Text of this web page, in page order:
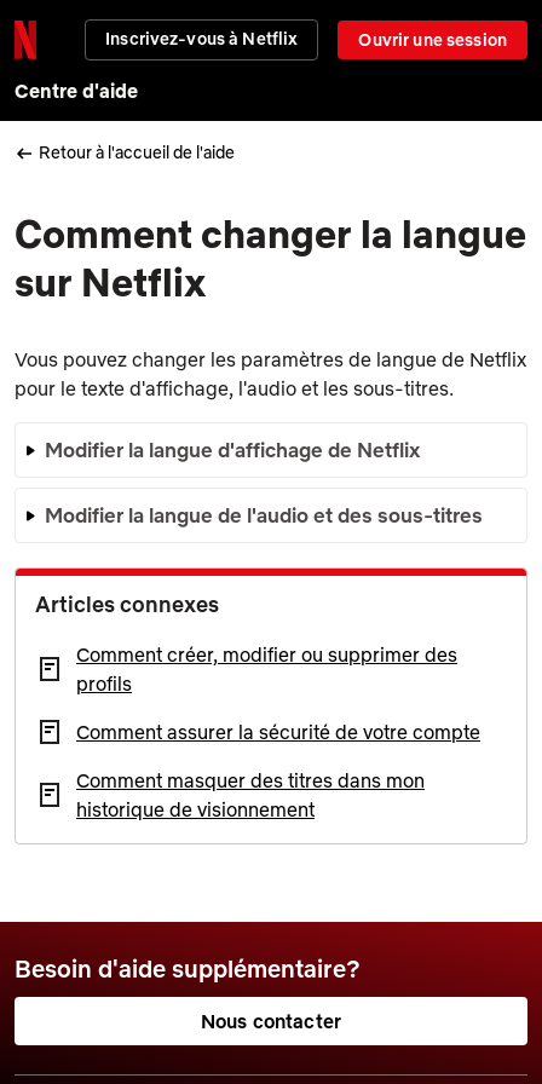
Inscrivez-vous à Netflix Ouvrir une session
Centre d'aide
Retour à l'accueil de l'aide
Comment changer la langue
sur Netflix
Vous pouvez changer les paramètres de langue de Netflix
pour le texte d'affichage, l'audio et les sous-titres.
Modifier la langue d'affichage de Netflix
Modifier la langue de l'audio et des sous-titres
Articles connexes
Comment créer, modifier ou supprimer des
profils
Comment assurer la sécurité de votre compte
Comment masquer des titres dans mon
historique de visionnement
Besoin d'aide supplémentaire?
Nous contacter